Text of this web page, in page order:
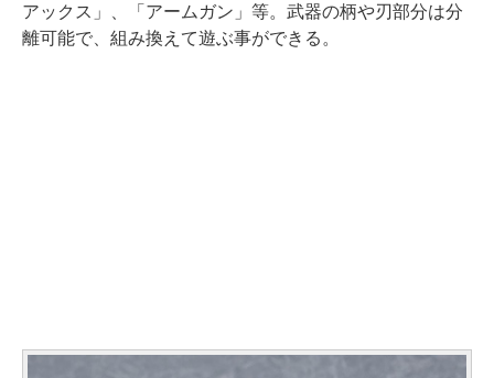
アックス」、「アームガン」等。武器の柄や刃部分は分
離可能で、組み換えて遊ぶ事ができる。